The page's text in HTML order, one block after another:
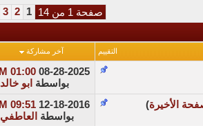
صفحة 1 من 14 1
2
3
التقييم آخر مشاركة
08-28-2025
01:00 PM
بواسطة ابو خالد
الأخيرة)
12-18-2016
09:51 PM
بواسطة
العاطفي